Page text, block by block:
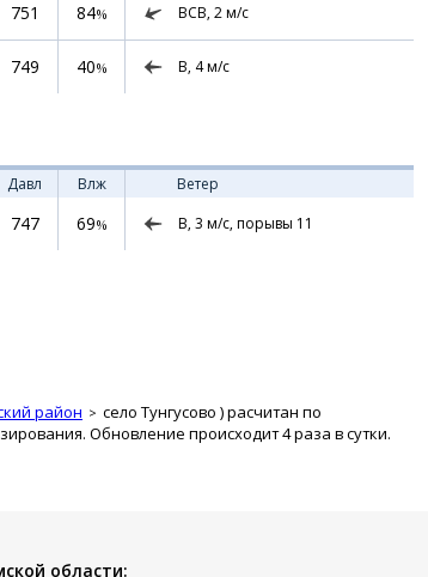
751 84% ВСВ, 2м/с
749 40% В, 4м/с
Давл Влж
Ветер
747 69% В, 3 м/с, порывы 11
район село Тунгусово ) расчитан по
Обновление происходит 4 раза в сутки.
области: